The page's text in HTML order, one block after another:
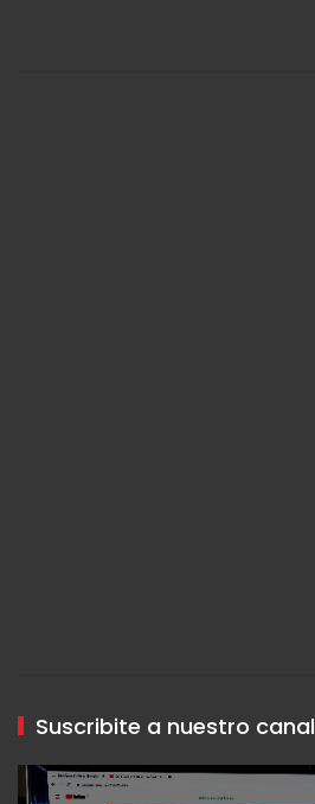
Suscribite a nuestro canal